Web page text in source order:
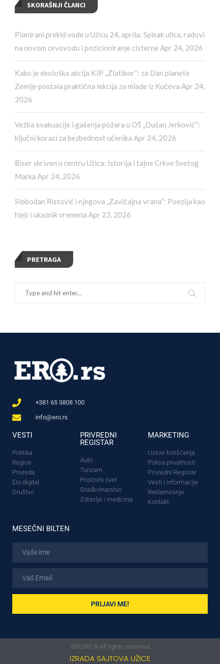
SKORAŠNJI ČLANCI
Planirani prekid vode u Užicu 24. aprila: Spisak ulica, radovi
na novom cevovodu i pozicioniranje cisterne Apr 24, 2026
Kako je ekološka akcija KJP „Zlatibor“: za Dan planete
Zemlje postala praktična lekcija za mlade iz Kučeva Apr 24,
2026
Vežba evakuacije i gašenja požara u OŠ „Dušan Jerković“:
ključni koraci za bezbednost učenika Apr 24, 2026
Biser skriven u centru Užica: Istorija i tajne Crkve Svetog
Marka Apr 24, 2026
Slobodan Ristović i njegova „Zavičajna vrana“: Poezija kao
hleb i ukaznik vremena Apr 23, 2026
PRETRAGA
+381 65 3808 100
info@ero.rs
VESTI
Politika
Region
Privreda
Ero digital
Društvo
PRIVREDNI
REGISTAR
Auto
Turizam
Poslovni svet
Građevinarstvo
Zdravlje i medicina
MARKETING
Uslovi korišćenja
Polisa privatnosti
Privredni Registar
Vesti i informacije
Reklamiranje
Kontakt
MESEČNI BILTEN
PRIJAVI ME!
ERO.RS © All rights reserved
IZRADA SAJTOVA UŽICE